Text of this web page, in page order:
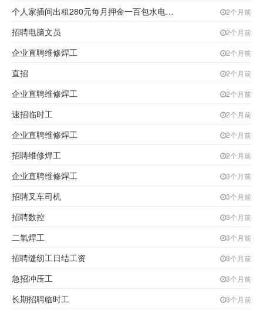
个人家插间出租280元每月押金一百包水电取暖 2个月前
招聘电脑文员 2个月前
企业直聘维修焊工 2个月前
直招 2个月前
企业直聘维修焊工 2个月前
速招临时工 2个月前
企业直聘维修焊工 2个月前
招聘维修焊工 2个月前
企业直聘维修焊工 3个月前
招聘叉车司机 3个月前
招聘数控 3个月前
二氧焊工 3个月前
招聘缝纫工日结工资 3个月前
急招冲压工 3个月前
长期招聘临时工 3个月前